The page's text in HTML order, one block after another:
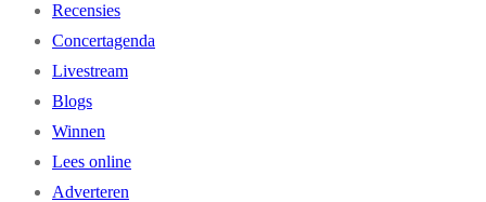
Recensies
Concertagenda
Livestream
Blogs
Winnen
Lees online
Adverteren